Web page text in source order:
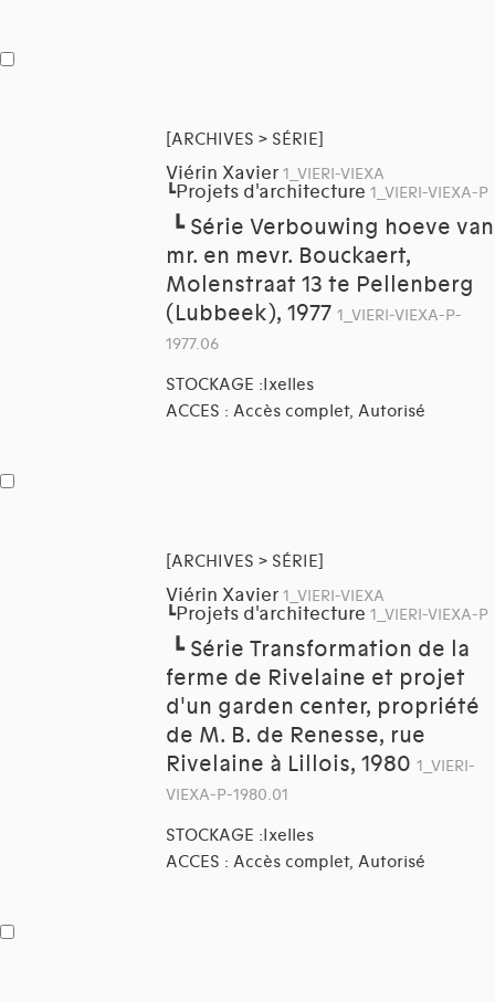
[ARCHIVES > SÉRIE]
Viérin Xavier 1_VIERI-VIEXA
┗Projets d'architecture 1_VIERI-VIEXA-P
┗ Série Verbouwing hoeve van
mr. en mevr. Bouckaert,
Molenstraat 13 te Pellenberg
(Lubbeek), 1977 1_VIERI-VIEXA-P-
1977.06
STOCKAGE :Ixelles
ACCES : Accès complet, Autorisé
[ARCHIVES > SÉRIE]
Viérin Xavier 1_VIERI-VIEXA
┗Projets d'architecture 1_VIERI-VIEXA-P
┗ Série Transformation de la
ferme de Rivelaine et projet
d'un garden center, propriété
de M. B. de Renesse, rue
Rivelaine à Lillois, 1980 1_VIERI-
VIEXA-P-1980.01
STOCKAGE :Ixelles
ACCES : Accès complet, Autorisé